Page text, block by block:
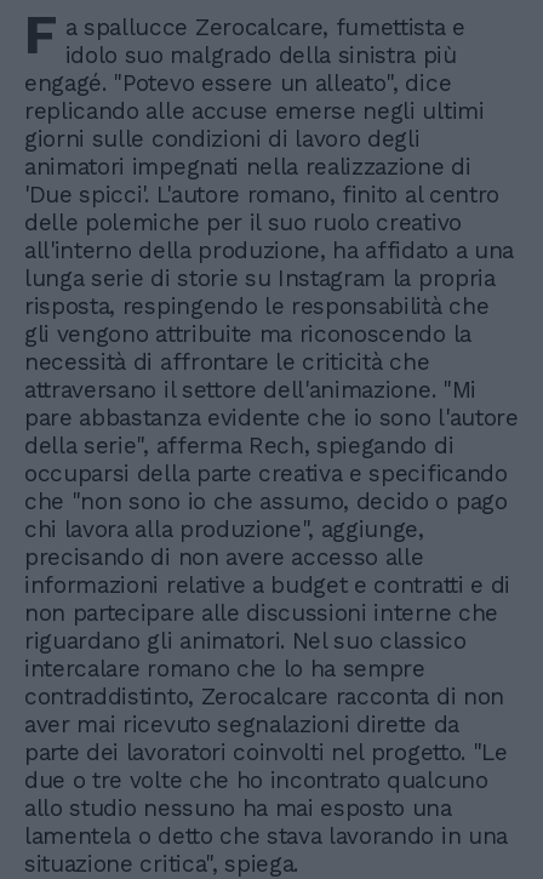
F a spallucce Zerocalcare, fumettista e
idolo suo malgrado della sinistra più
engagé. "Potevo essere un alleato", dice
replicando alle accuse emerse negli ultimi
giorni sulle condizioni di lavoro degli
animatori impegnati nella realizzazione di
'Due spicci'. L'autore romano, finito al centro
delle polemiche per il suo ruolo creativo
all'interno della produzione, ha affidato a una
lunga serie di storie su Instagram la propria
risposta, respingendo le responsabilità che
gli vengono attribuite ma riconoscendo la
necessità di affrontare le criticità che
attraversano il settore dell'animazione. "Mi
pare abbastanza evidente che io sono l'autore
della serie", afferma Rech, spiegando di
occuparsi della parte creativa e specificando
che "non sono io che assumo, decido o pago
chi lavora alla produzione", aggiunge,
precisando di non avere accesso alle
informazioni relative a budget e contratti e di
non partecipare alle discussioni interne che
riguardano gli animatori. Nel suo classico
intercalare romano che lo ha sempre
contraddistinto, Zerocalcare racconta di non
aver mai ricevuto segnalazioni dirette da
parte dei lavoratori coinvolti nel progetto. "Le
due o tre volte che ho incontrato qualcuno
allo studio nessuno ha mai esposto una
lamentela o detto che stava lavorando in una
situazione critica", spiega.